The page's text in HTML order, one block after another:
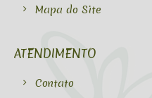
Mapa do Site
ATENDIMENTO
Contato